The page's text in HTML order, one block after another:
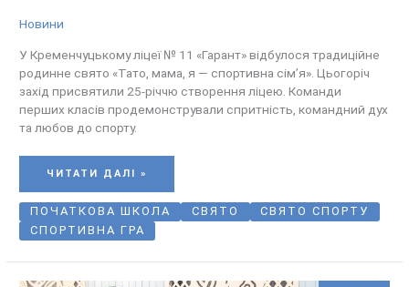
Новини
У Кременчуцькому ліцеї № 11 «Гарант» відбулося традиційне
родинне свято «Тато, мама, я — спортивна сім’я». Цьогоріч
захід присвятили 25-річчю створення ліцею. Команди
перших класів продемонстрували спритність, командний дух
та любов до спорту.
ЧИТАТИ ДАЛІ »
ПОЧАТКОВА ШКОЛА СВЯТО
СВЯТО СПОРТУ
СПОРТИВНА ГРА